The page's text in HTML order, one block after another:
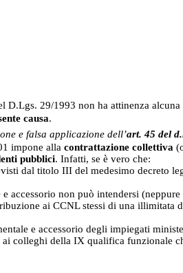
D.Lgs. 29/1993 non ha attinenza
causa.
e falsa applicazione dell’art. 45 del
impone alla contrattazione collettiva
pubblici. Infatti, se è vero che:
dal titolo III del medesimo decreto
accessorio non può intendersi (neppure
ai CCNL stessi di una illimitata
e accessorio degli impiegati
colleghi della IX qualifica funzionale